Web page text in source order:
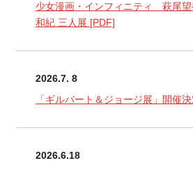
少女漫画・インフィニティ 萩尾望
和紀 三人展 [PDF]
2026.7. 8
「ギルバート＆ジョージ展」開催
2026.6.18